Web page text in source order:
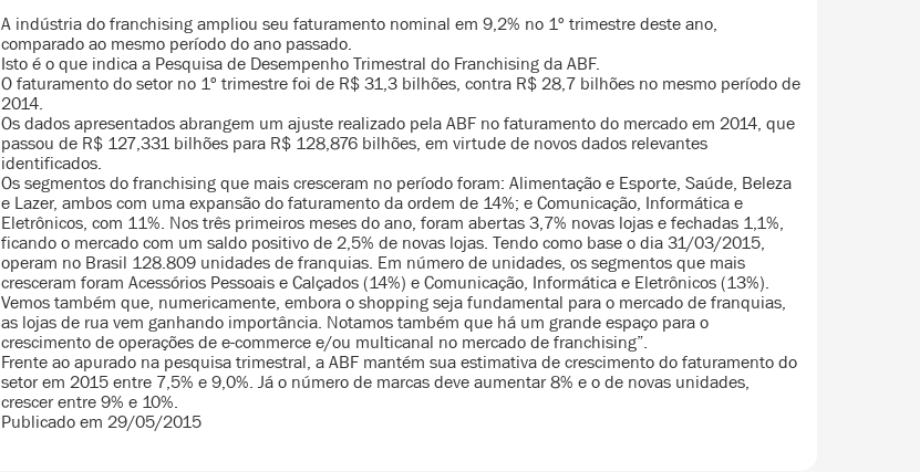
A indústria do franchising ampliou seu faturamento nominal em 9,2% no 1º trimestre deste ano,
comparado ao mesmo período do ano passado.
Isto é o que indica a Pesquisa de Desempenho Trimestral do Franchising da ABF.
O faturamento do setor no 1º trimestre foi de R$ 31,3 bilhões, contra R$ 28,7 bilhões no mesmo período de
2014.
Os dados apresentados abrangem um ajuste realizado pela ABF no faturamento do mercado em 2014, que
passou de R$ 127,331 bilhões para R$ 128,876 bilhões, em virtude de novos dados relevantes
identificados.
Os segmentos do franchising que mais cresceram no período foram: Alimentação e Esporte, Saúde, Beleza
e Lazer, ambos com uma expansão do faturamento da ordem de 14%; e Comunicação, Informática e
Eletrônicos, com 11%. Nos três primeiros meses do ano, foram abertas 3,7% novas lojas e fechadas 1,1%,
ficando o mercado com um saldo positivo de 2,5% de novas lojas. Tendo como base o dia 31/03/2015,
operam no Brasil 128.809 unidades de franquias. Em número de unidades, os segmentos que mais
cresceram foram Acessórios Pessoais e Calçados (14%) e Comunicação, Informática e Eletrônicos (13%).
Vemos também que, numericamente, embora o shopping seja fundamental para o mercado de franquias,
as lojas de rua vem ganhando importância. Notamos também que há um grande espaço para o
crescimento de operações de e-commerce e/ou multicanal no mercado de franchising”.
Frente ao apurado na pesquisa trimestral, a ABF mantém sua estimativa de crescimento do faturamento do
setor em 2015 entre 7,5% e 9,0%. Já o número de marcas deve aumentar 8% e o de novas unidades,
crescer entre 9% e 10%.
Publicado em 29/05/2015